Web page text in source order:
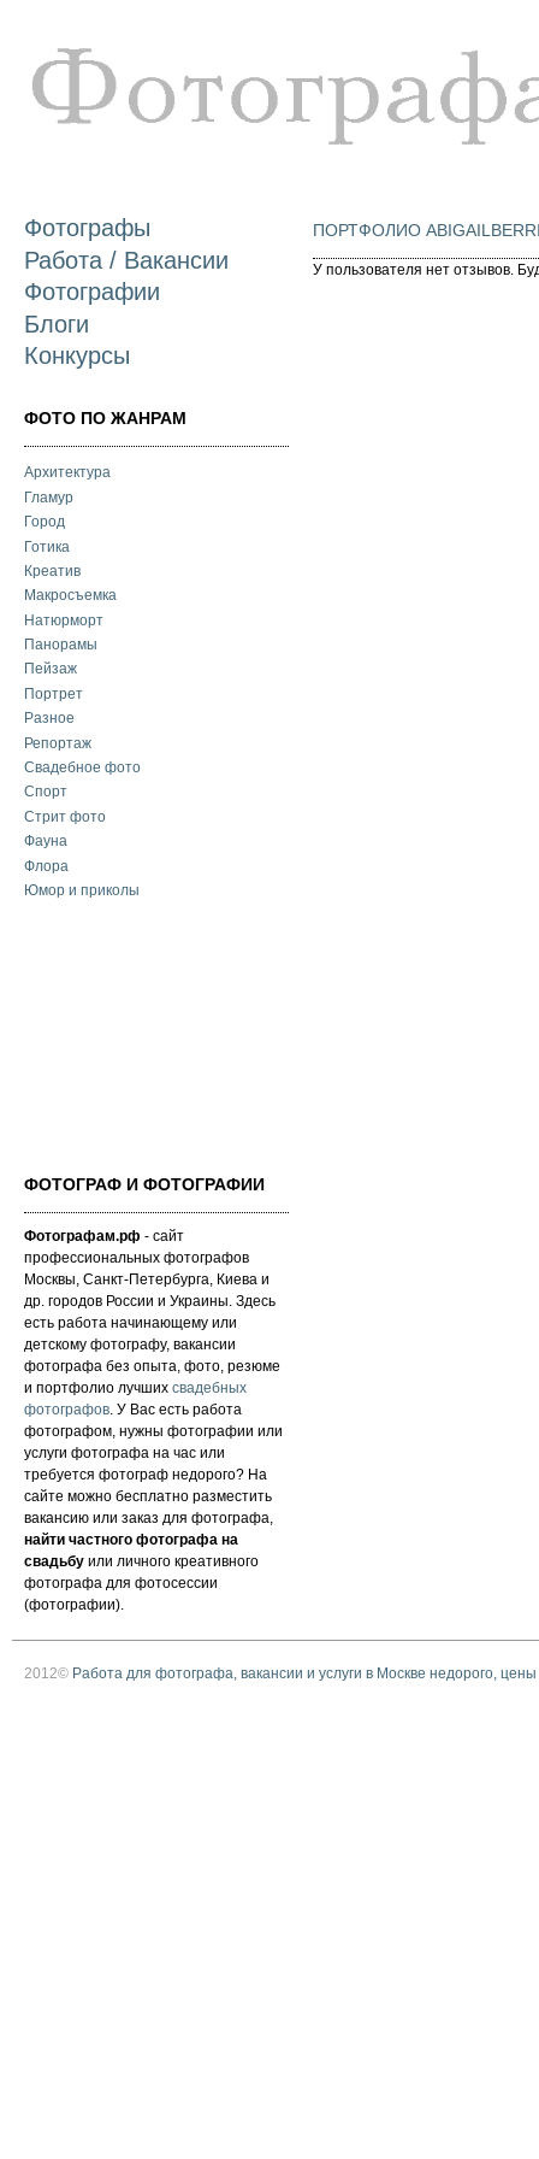
Фотографы
Работа / Вакансии
Фотографии
Блоги
Конкурсы
ФОТО ПО ЖАНРАМ
Архитектура
Гламур
Город
Готика
Креатив
Макросъемка
Натюрморт
Панорамы
Пейзаж
Портрет
Разное
Репортаж
Свадебное фото
Спорт
Стрит фото
Фауна
Флора
Юмор и приколы
ФОТОГРАФ И ФОТОГРАФИИ
Фотографам.рф - сайт
профессиональных фотографов
Москвы, Санкт-Петербурга, Киева и
др. городов России и Украины. Здесь
есть работа начинающему или
детскому фотографу, вакансии
фотографа без опыта, фото, резюме
и портфолио лучших свадебных
фотографов. У Вас есть работа
фотографом, нужны фотографии или
услуги фотографа на час или
требуется фотограф недорого? На
сайте можно бесплатно разместить
вакансию или заказ для фотографа,
найти частного фотографа на
свадьбу или личного креативного
фотографа для фотосессии
(фотографии).
ПОРТФОЛИО
У пользователя нет отзывов.
2012© Работа для фотографа, вакансии и услуги в Москве недорого, цены